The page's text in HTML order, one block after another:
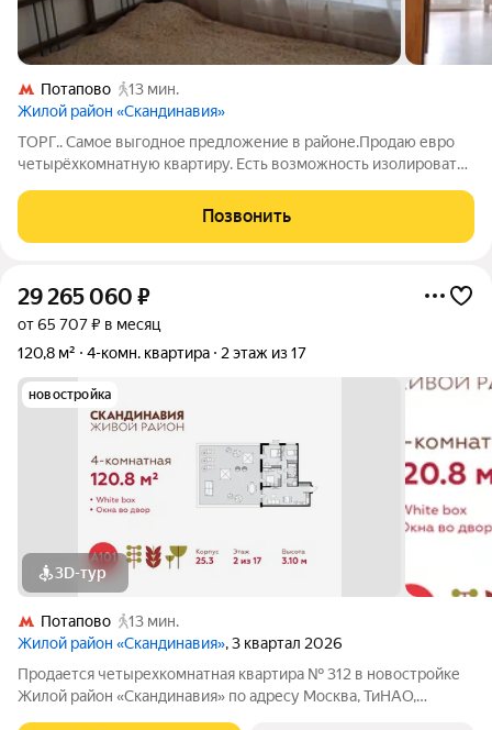
Потапово
13 мин.
Жилой район «Скандинавия»
ТОРГ.. Самое выгодное предложение в районе.Продаю евро
четырёхкомнатную квартиру. Есть возможность изолировать
отделкой. Вариант отделки Скандинавия. Продажа свободная,
один собственник. Торг
Позвонить
29 265 060 ₽
от 65 707 ₽ в месяц
120,8 м²
4-комн. квартира 2 этаж из 17
новостройка
3D-тур
Потапово
13 мин.
Жилой район «Скандинавия», 3 квартал 2026
Продается четырехкомнатная квартира № 312 в новостройке
Жилой район «Скандинавия» по адресу Москва, ТиНАО,